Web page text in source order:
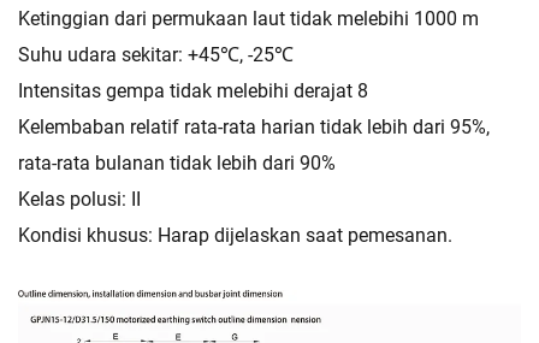
Ketinggian dari permukaan laut tidak melebihi 1000 m
Suhu udara sekitar: +45℃, -25℃
Intensitas gempa tidak melebihi derajat 8
Kelembaban relatif rata-rata harian tidak lebih dari 95%,
rata-rata bulanan tidak lebih dari 90%
Kelas polusi: II
Kondisi khusus: Harap dijelaskan saat pemesanan.